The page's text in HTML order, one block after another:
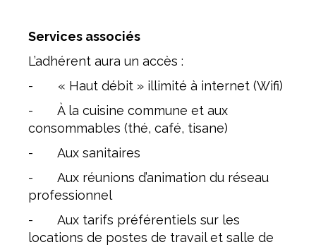
Services associés
L’adhérent aura un accès :
- « Haut débit » illimité à internet (Wifi)
- À la cuisine commune et aux
consommables (thé, café, tisane)
- Aux sanitaires
- Aux réunions d’animation du réseau
professionnel
- Aux tarifs préférentiels sur les
locations de postes de travail et salle de